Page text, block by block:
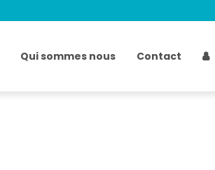
Qui sommes nous Contact